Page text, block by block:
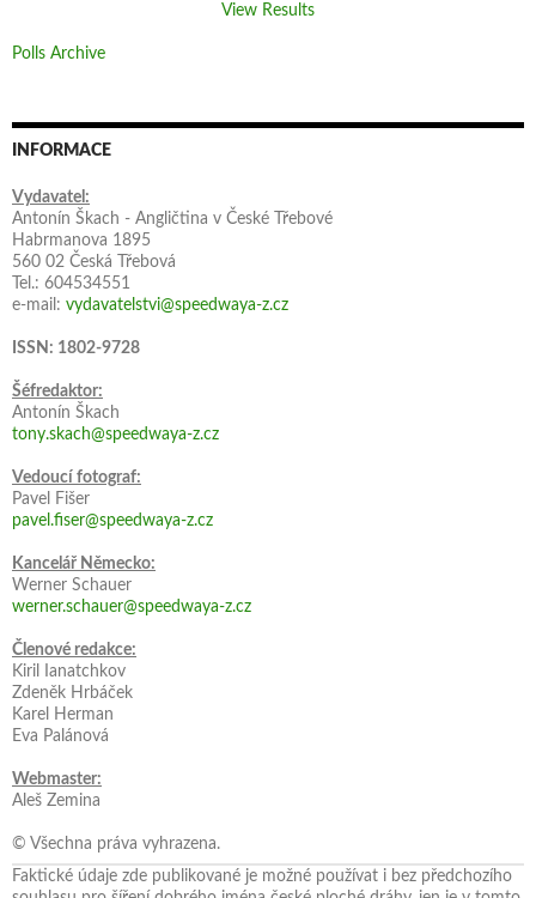
View Results
Polls Archive
INFORMACE
Vydavatel:
Antonín Škach - Angličtina v České Třebové
Habrmanova 1895
560 02 Česká Třebová
Tel.: 604534551
e-mail: vydavatelstvi@speedwaya-z.cz
ISSN: 1802-9728
Šéfredaktor:
Antonín Škach
tony.skach@speedwaya-z.cz
Vedoucí fotograf:
Pavel Fišer
pavel.fiser@speedwaya-z.cz
Kancelář Německo:
Werner Schauer
werner.schauer@speedwaya-z.cz
Členové redakce:
Kiril Ianatchkov
Zdeněk Hrbáček
Karel Herman
Eva Palánová
Webmaster:
Aleš Zemina
© Všechna práva vyhrazena.
Faktické údaje zde publikované je možné používat i bez předchozího